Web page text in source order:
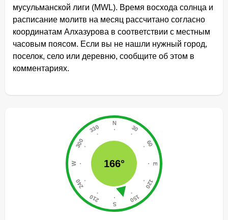
мусульманской лиги (MWL). Время восхода солнца и
расписание молитв на месяц рассчитано согласно
координатам Алхазурова в соответствии с местным
часовым поясом. Если вы не нашли нужный город,
поселок, село или деревню, сообщите об этом в
комментариях.
166°